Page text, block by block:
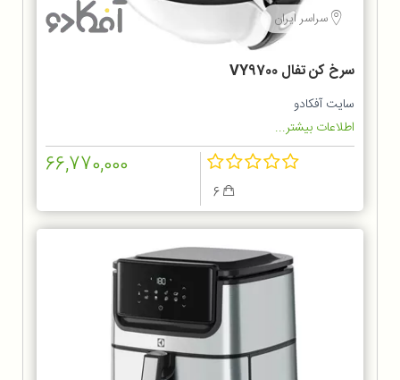
سراسر ایران
سرخ کن تفال VY9700
سایت آفکادو
اطلاعات بیشتر...
66,770,000